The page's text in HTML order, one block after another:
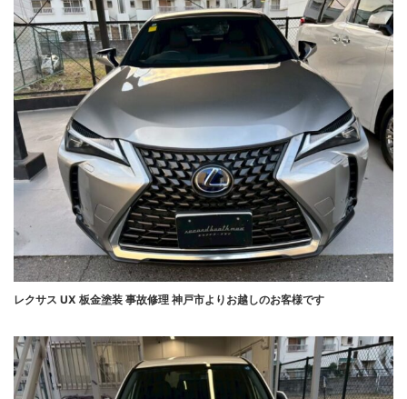
レクサス UX 板金塗装 事故修理 神戸市よりお越しのお客様です